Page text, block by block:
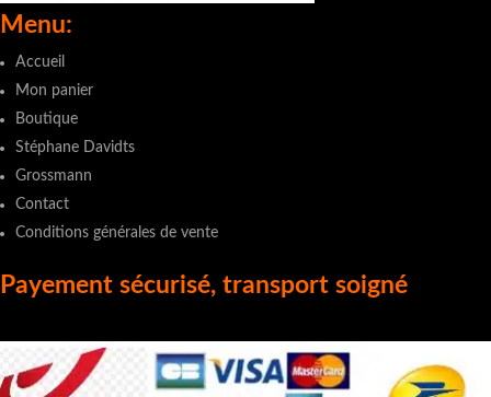
Menu:
Accueil
Mon panier
Boutique
Stéphane Davidts
Grossmann
Contact
Conditions générales de vente
Payement sécurisé, transport soigné